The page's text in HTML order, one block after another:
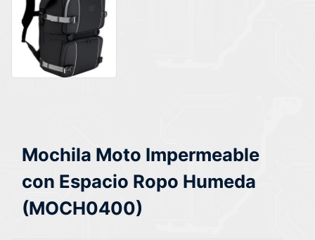
Mochila Moto Impermeable
con Espacio Ropo Humeda
(MOCH0400)